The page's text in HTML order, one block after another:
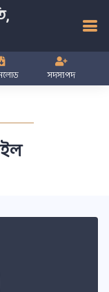
সদস্যপদ